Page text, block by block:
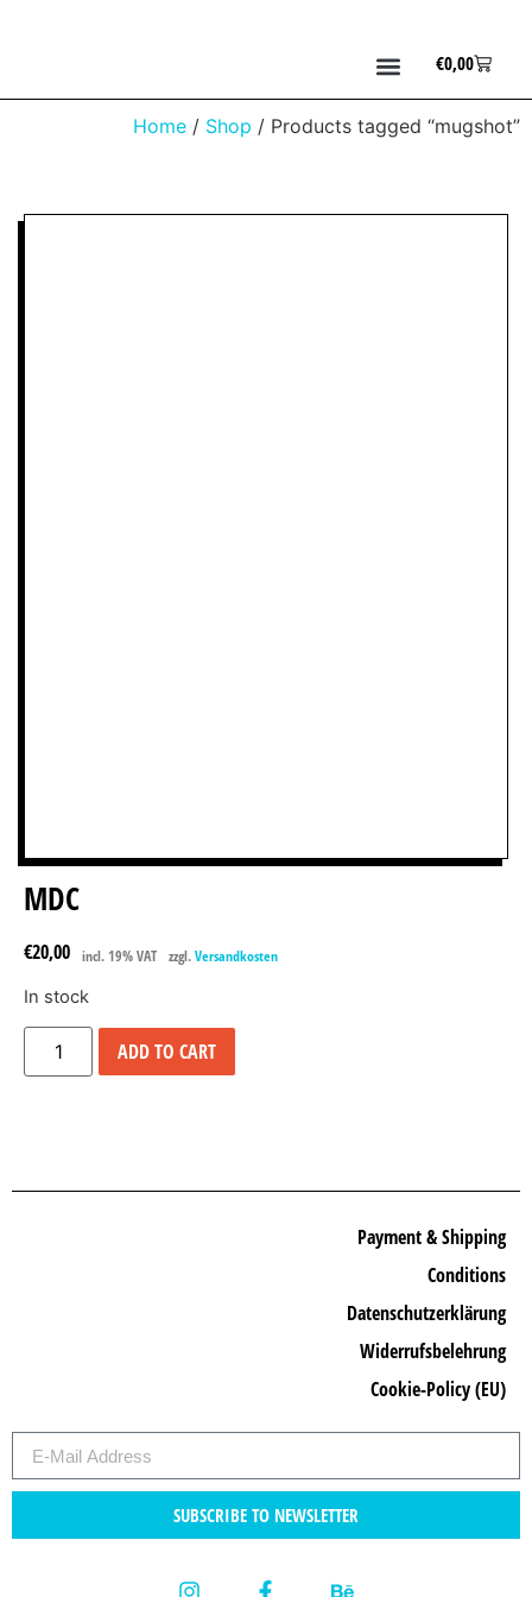
€0,00
Home / Shop / Products tagged “mugshot”
MDC
€20,00 incl. 19% VAT zzgl. Versandkosten
In stock
ADD TO CART
SUBSCRIBE TO NEWSLETTER
Payment & Shipping
Conditions
Datenschutzerklärung
Widerrufsbelehrung
Cookie-Policy (EU)